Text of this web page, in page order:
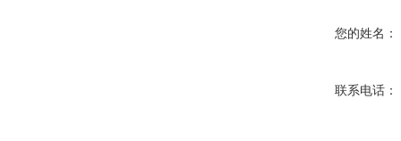
您的姓名：
联系电话：